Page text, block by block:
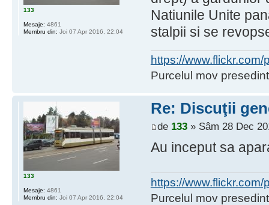
Natiunile Unite
stalpii si se
https://
Purcelul mov
133
Mesaje: 4861
Membru din: Joi 07 Apr 2016, 22:04
Re: Discuţii
de 133» Sâm 28 Dec
Au inceput sa
https://
Purcelul mov
133
Mesaje: 4861
Membru din: Joi 07 Apr 2016, 22:04